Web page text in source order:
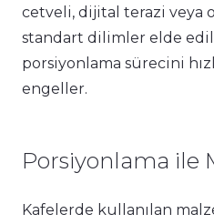
cetveli, dijital terazi veya
standart dilimler elde
porsiyonlama sürecini
engeller.
Porsiyonlama ile
Kafelerde kullanılan